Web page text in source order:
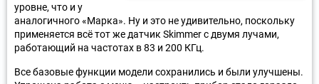
уровне, что и у
аналогичного «Марка». Ну и это не удивительно, поскольку
применяется всё тот же датчик Skimmer с двумя лучами,
работающий на частотах в 83 и 200 КГц.
Все базовые функции модели сохранились и были улучшены.